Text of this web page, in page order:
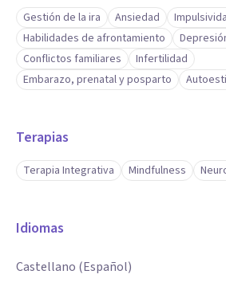
Gestión de la ira Ansiedad
Habilidades de afrontamiento
Conflictos familiares
Infertilidad
Embarazo, prenatal y posparto
Terapias
Terapia Integrativa Mindfulness
Idiomas
Castellano (Español)